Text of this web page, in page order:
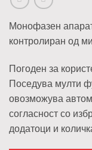
Монофазен
контролиран од
Погоден за
Поседува мулти
овозможува
согласност со
додатоци и